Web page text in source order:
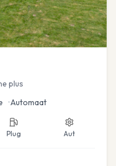
plus
•Automaat
Plug Aut